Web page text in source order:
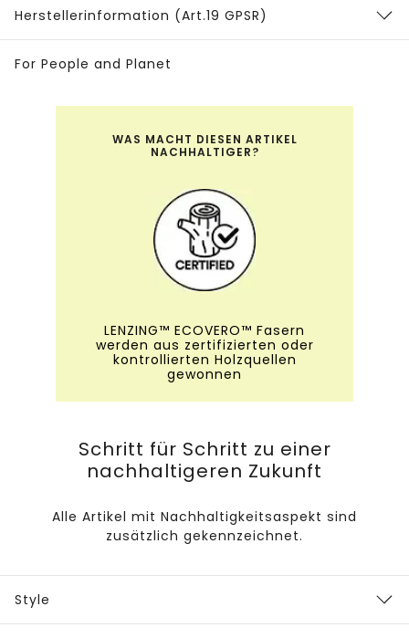
Herstellerinformation (Art.19 GPSR)
For People and Planet
WAS MACHT DIESEN ARTIKEL
NACHHALTIGER?
LENZING™ ECOVERO™ Fasern
werden aus zertifizierten oder
kontrollierten Holzquellen
gewonnen
Schritt für Schritt zu einer
nachhaltigeren Zukunft
Alle Artikel mit Nachhaltigkeitsaspekt sind
zusätzlich gekennzeichnet.
Style